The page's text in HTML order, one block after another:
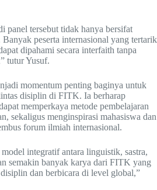
panel tersebut tidak hanya bersifat
peserta internasional yang tertarik
dipahami secara interfaith tanpa
tutur Yusuf.
momentum penting baginya untuk
disiplin di FITK. Ia berharap
memperkaya metode pembelajaran
sekaligus menginspirasi mahasiswa dan
forum ilmiah internasional.
integratif antara linguistik, sastra,
semakin banyak karya dari FITK yang
dan berbicara di level global,”